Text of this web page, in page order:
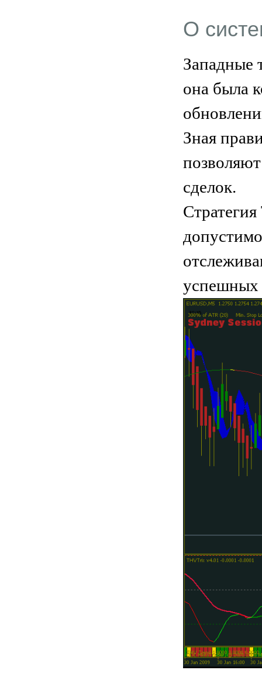
О
Западные
она была
Зная
сделок.
успешных